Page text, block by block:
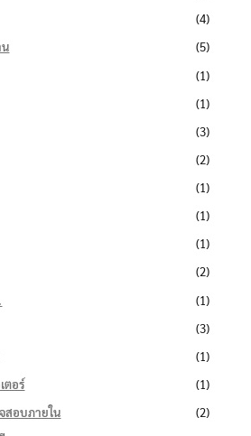
(4)
(5)
(1)
(1)
(3)
(2)
(1)
(1)
(1)
(2)
(1)
(3)
(1)
ตอร์
(1)
สอบภายใน
(2)